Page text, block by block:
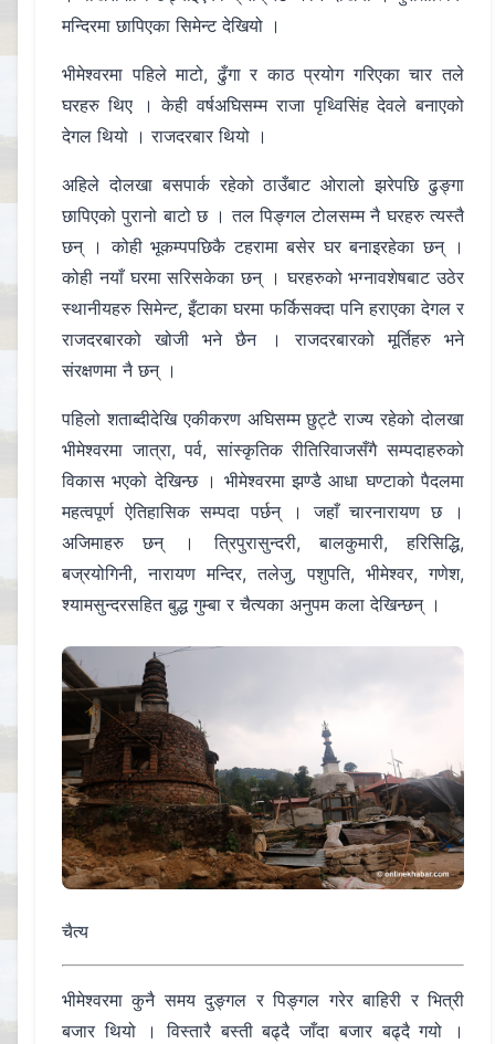
मन्दिरमा छापिएका सिमेन्ट देखियो ।
भीमेश्वरमा पहिले माटो, ढुँगा र काठ प्रयोग गरिएका चार तले
घरहरु थिए । केही वर्षअघिसम्म राजा पृथ्विसिंह देवले बनाएको
देगल थियो । राजदरबार थियो ।
अहिले दोलखा बसपार्क रहेको ठाउँबाट ओरालो झरेपछि ढुङ्गा
छापिएको पुरानो बाटो छ । तल पिङ्गल टोलसम्म नै घरहरु त्यस्तै
छन् । कोही भूकम्पपछिकै टहरामा बसेर घर बनाइरहेका छन् ।
कोही नयाँ घरमा सरिसकेका छन् । घरहरुको भग्नावशेषबाट उठेर
स्थानीयहरु सिमेन्ट, इँटाका घरमा फर्किसक्दा पनि हराएका देगल र
राजदरबारको खोजी भने छैन । राजदरबारको मूर्तिहरु भने
संरक्षणमा नै छन् ।
पहिलो शताब्दीदेखि एकीकरण अघिसम्म छुट्टै राज्य रहेको दोलखा
भीमेश्वरमा जात्रा, पर्व, सांस्कृतिक रीतिरिवाजसँगै सम्पदाहरुको
विकास भएको देखिन्छ । भीमेश्वरमा झण्डै आधा घण्टाको पैदलमा
महत्वपूर्ण ऐतिहासिक सम्पदा पर्छन् । जहाँ चारनारायण छ ।
अजिमाहरु छन् । त्रिपुरासुन्दरी, बालकुमारी, हरिसिद्धि,
बज्रयोगिनी, नारायण मन्दिर, तलेजु, पशुपति, भीमेश्वर, गणेश,
श्यामसुन्दरसहित बुद्ध गुम्बा र चैत्यका अनुपम कला देखिन्छन् ।
चैत्य
भीमेश्वरमा कुनै समय दुङ्गल र पिङ्गल गरेर बाहिरी र भित्री
बजार थियो । विस्तारै बस्ती बढ्दै जाँदा बजार बढ्दै गयो ।